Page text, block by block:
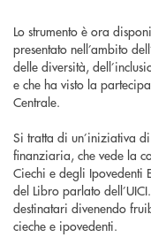
Lo strumento è ora
presentato nell’ambito
delle diversità,
e che ha visto la
Centrale.
Si tratta di un’iniziativa
finanziaria, che vede la
Ciechi e degli Ipovedenti
del Libro parlato
destinatari divenendo
cieche e ipovedenti.